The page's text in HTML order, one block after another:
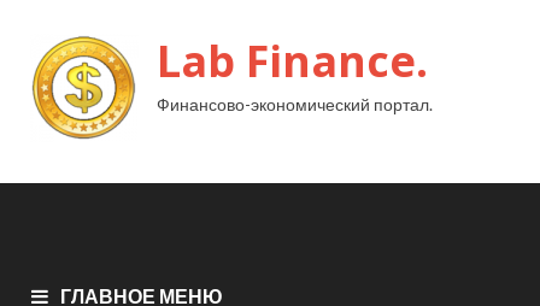
Lab Finance.
Финансово-экономический портал.
ГЛАВНОЕ МЕНЮ